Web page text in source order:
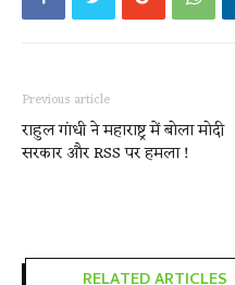
Previous article
राहुल गांधी ने महाराष्ट्र में बोला मोदी
सरकार और RSS पर हमला !